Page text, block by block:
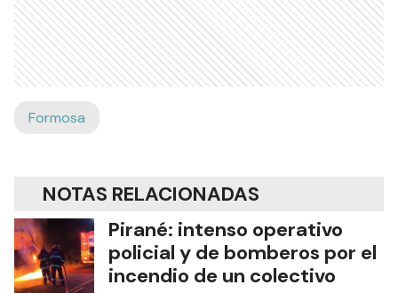
Formosa
NOTAS RELACIONADAS
Pirané: intenso operativo
policial y de bomberos por el
incendio de un colectivo